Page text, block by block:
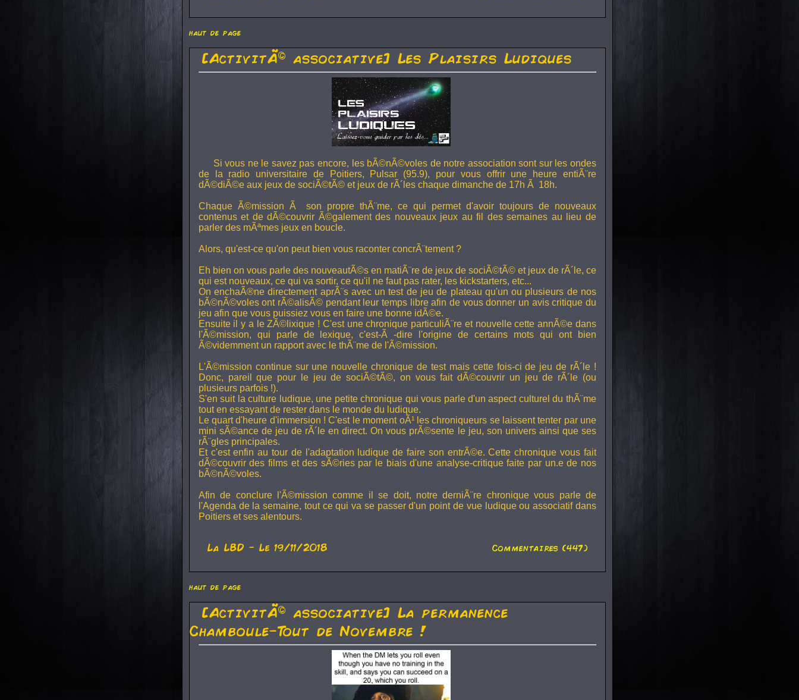
haut de page
[ActivitÃ© associative] Les Plaisirs Ludiques
Si vous ne le savez pas encore, les bÃ©nÃ©voles de notre association sont sur les ondes
de la radio universitaire de Poitiers, Pulsar (95.9), pour vous offrir une heure entiÃ¨re
dÃ©diÃ©e aux jeux de sociÃ©tÃ© et jeux de rÃ´les chaque dimanche de 17h Ã 18h.
Chaque Ã©mission Ã son propre thÃ¨me, ce qui permet d'avoir toujours de nouveaux
contenus et de dÃ©couvrir Ã©galement des nouveaux jeux au fil des semaines au lieu de
parler des mÃªmes jeux en boucle.
Alors, qu'est-ce qu'on peut bien vous raconter concrÃ¨tement ?
Eh bien on vous parle des nouveautÃ©s en matiÃ¨re de jeux de sociÃ©tÃ© et jeux de rÃ´le, ce
qui est nouveaux, ce qui va sortir, ce qu'il ne faut pas rater, les kickstarters, etc...
On enchaÃ®ne directement aprÃ¨s avec un test de jeu de plateau qu'un ou plusieurs de nos
bÃ©nÃ©voles ont rÃ©alisÃ© pendant leur temps libre afin de vous donner un avis critique du
jeu afin que vous puissiez vous en faire une bonne idÃ©e.
Ensuite il y a le ZÃ©lixique ! C'est une chronique particuliÃ¨re et nouvelle cette annÃ©e dans
l'Ã©mission, qui parle de lexique, c'est-Ã -dire l'origine de certains mots qui ont bien
Ã©videmment un rapport avec le thÃ¨me de l'Ã©mission.
L'Ã©mission continue sur une nouvelle chronique de test mais cette fois-ci de jeu de rÃ´le !
Donc, pareil que pour le jeu de sociÃ©tÃ©, on vous fait dÃ©couvrir un jeu de rÃ´le (ou
plusieurs parfois !).
S'en suit la culture ludique, une petite chronique qui vous parle d'un aspect culturel du thÃ¨me
tout en essayant de rester dans le monde du ludique.
Le quart d'heure d'immersion ! C'est le moment oÃ¹ les chroniqueurs se laissent tenter par une
mini sÃ©ance de jeu de rÃ´le en direct. On vous prÃ©sente le jeu, son univers ainsi que ses
rÃ¨gles principales.
Et c'est enfin au tour de l'adaptation ludique de faire son entrÃ©e. Cette chronique vous fait
dÃ©couvrir des films et des sÃ©ries par le biais d'une analyse-critique faite par un.e de nos
bÃ©nÃ©voles.
Afin de conclure l'Ã©mission comme il se doit, notre derniÃ¨re chronique vous parle de
l'Agenda de la semaine, tout ce qui va se passer d'un point de vue ludique ou associatif dans
Poitiers et ses alentours.
La LBD - Le 19/11/2018 Commentaires (447)
haut de page
[ActivitÃ© associative] La permanence
Chamboule-Tout de Novembre !